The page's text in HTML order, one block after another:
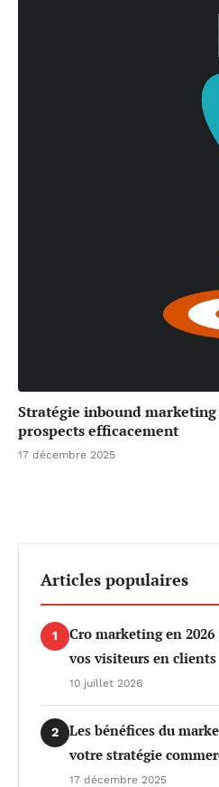
Stratégie inbound
prospects efficacement
17 décembre 2025
Articles populaires
1
Cro marketing en
vos visiteurs en clients
10 juillet 2026
2
Les bénéfices du
votre stratégie
17 décembre 2025